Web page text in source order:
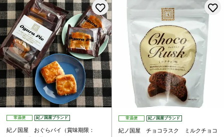
常温便 紀ノ国屋ブランド
紀ノ国屋 おぐらパイ（賞味期限：
常温便 紀ノ国屋ブランド
紀ノ国屋 チョコラスク ミルクチョコ